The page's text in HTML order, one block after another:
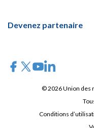
Devenez partenaire
© 2026 Union des
Conditions